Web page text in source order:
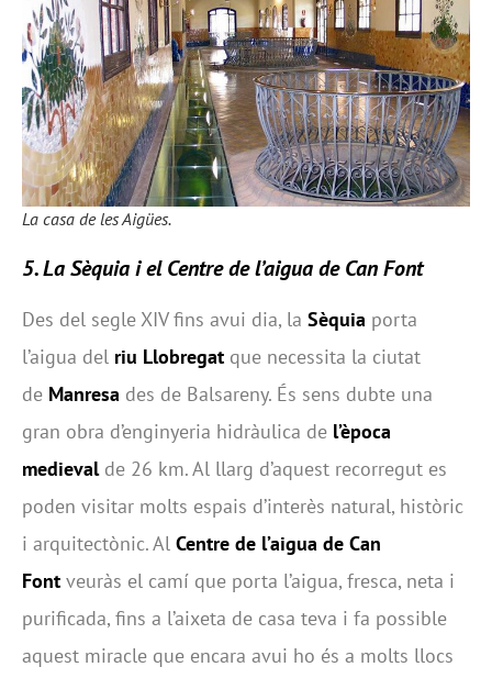
La casa de les Aigües.
5. La Sèquia i el Centre de l’aigua de Can Font
Des del segle XIV fins avui dia, la Sèquia porta
l’aigua del riu Llobregat que necessita la ciutat
de Manresa des de Balsareny. És sens dubte una
gran obra d’enginyeria hidràulica de l’època
medievalde 26 km. Al llarg d’aquest recorregut es
poden visitar molts espais d’interès natural, històric
i arquitectònic. Al Centre de l’aigua de Can
Font veuràs el camí que porta l’aigua, fresca, neta i
purificada, fins a l’aixeta de casa teva i fa possible
aquest miracle que encara avui ho és a molts llocs